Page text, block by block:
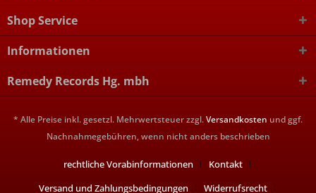
Shop Service
Informationen
Remedy Records Hg. mbh
* Alle Preise inkl. gesetzl. Mehrwertsteuer zzgl.Versandkosten und ggf.
Nachnahmegebühren, wenn nicht anders beschrieben
rechtliche Vorabinformationen
Kontakt
Versand und Zahlungsbedingungen
Widerrufsrecht